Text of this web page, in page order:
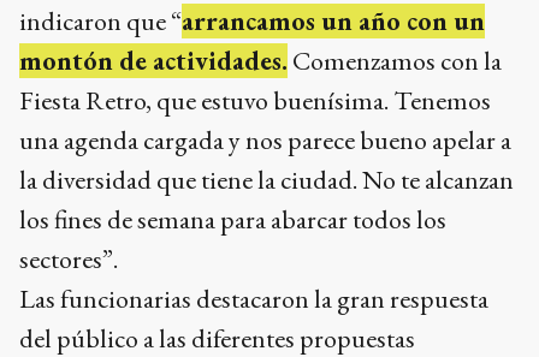
indicaron que “arrancamos un año con un
montón de actividades. Comenzamos con la
Fiesta Retro, que estuvo buenísima. Tenemos
una agenda cargada y nos parece bueno apelar a
la diversidad que tiene la ciudad. No te alcanzan
los fines de semana para abarcar todos los
sectores”.
Las funcionarias destacaron la gran respuesta
del público a las diferentes propuestas